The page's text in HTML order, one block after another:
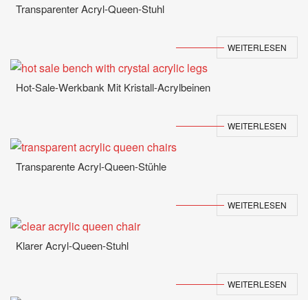
Transparenter Acryl-Queen-Stuhl
WEITERLESEN
Hot-Sale-Werkbank Mit Kristall-Acrylbeinen
WEITERLESEN
Transparente Acryl-Queen-Stühle
WEITERLESEN
Klarer Acryl-Queen-Stuhl
WEITERLESEN